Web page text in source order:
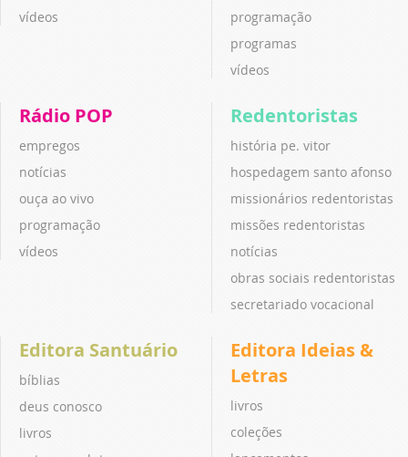
vídeos
programação
programas
vídeos
Rádio POP
empregos
notícias
ouça ao vivo
programação
vídeos
Redentoristas
história pe. vitor
hospedagem santo afonso
missionários redentoristas
missões redentoristas
notícias
obras sociais redentoristas
secretariado vocacional
Editora Santuário
bíblias
deus conosco
livros
Editora Ideias &
Letras
livros
coleções